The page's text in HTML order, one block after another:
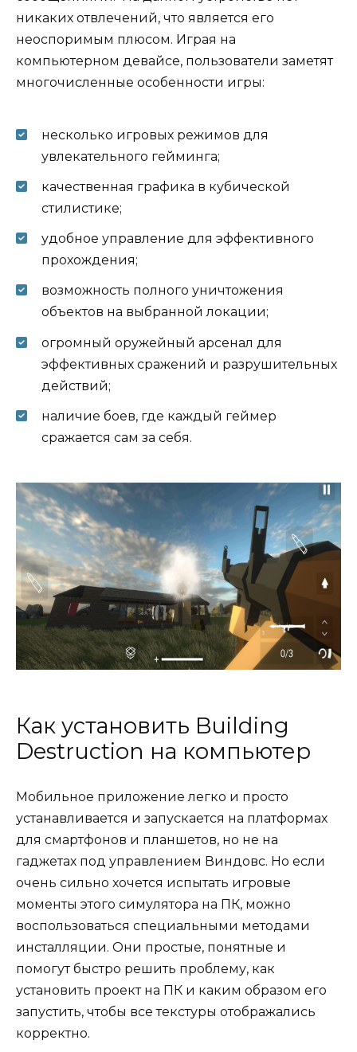
никаких отвлечений, что является его
неоспоримым плюсом. Играя на
компьютерном девайсе, пользователи заметят
многочисленные особенности игры:
несколько игровых режимов для
увлекательного гейминга;
качественная графика в кубической
стилистике;
удобное управление для эффективного
прохождения;
возможность полного уничтожения
объектов на выбранной локации;
огромный оружейный арсенал для
эффективных сражений и разрушительных
действий;
наличие боев, где каждый геймер
сражается сам за себя.
Как установить Building
Destruction на компьютер
Мобильное приложение легко и просто
устанавливается и запускается на платформах
для смартфонов и планшетов, но не на
гаджетах под управлением Виндовс. Но если
очень сильно хочется испытать игровые
моменты этого симулятора на ПК, можно
воспользоваться специальными методами
инсталляции. Они простые, понятные и
помогут быстро решить проблему, как
установить проект на ПК и каким образом его
запустить, чтобы все текстуры отображались
корректно.